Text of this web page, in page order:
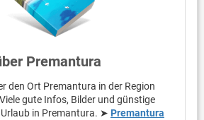
Premantura
den Ort Premantura in der Region
gute Infos, Bilder und günstige
in Premantura. ➤ Premantura